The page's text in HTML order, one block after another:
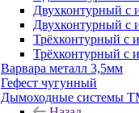
Двухконтурный с
Двухконтурный с
Трёхконтурный с
Трёхконтурный с
Варвара металл 3,5мм
Гефест чугунный
Дымоходные системы